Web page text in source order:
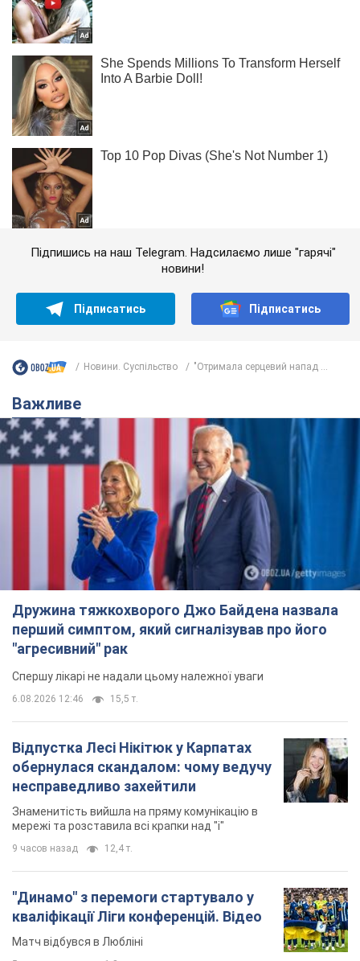
Підпишись на наш Telegram. Надсилаємо лише "гарячі"
новини!
Підписатись Підписатись
Новини. Суспільство "Отримала серцевий напад ...
Важливе
Дружина тяжкохворого Джо Байдена назвала
перший симптом, який сигналізував про його
"агресивний" рак
Спершу лікарі не надали цьому належної уваги
6.08.2026 12:46 15,5 т.
Відпустка Лесі Нікітюк у Карпатах
обернулася скандалом: чому ведучу
несправедливо захейтили
Знаменитість вийшла на пряму комунікацію в
мережі та розставила всі крапки над "і"
9 часов назад 12,4 т.
"Динамо" з перемоги стартувало у
кваліфікації Ліги конференцій. Відео
Матч відбувся в Любліні